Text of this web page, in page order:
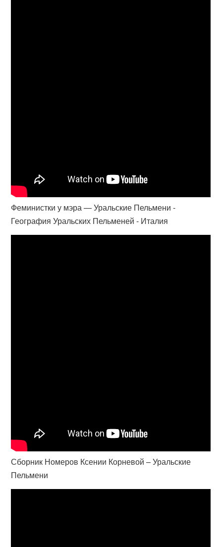
Феминистки у мэра — Уральские Пельмени -
География Уральских Пельменей - Италия
Сборник Номеров Ксении Корневой – Уральские
Пельмени